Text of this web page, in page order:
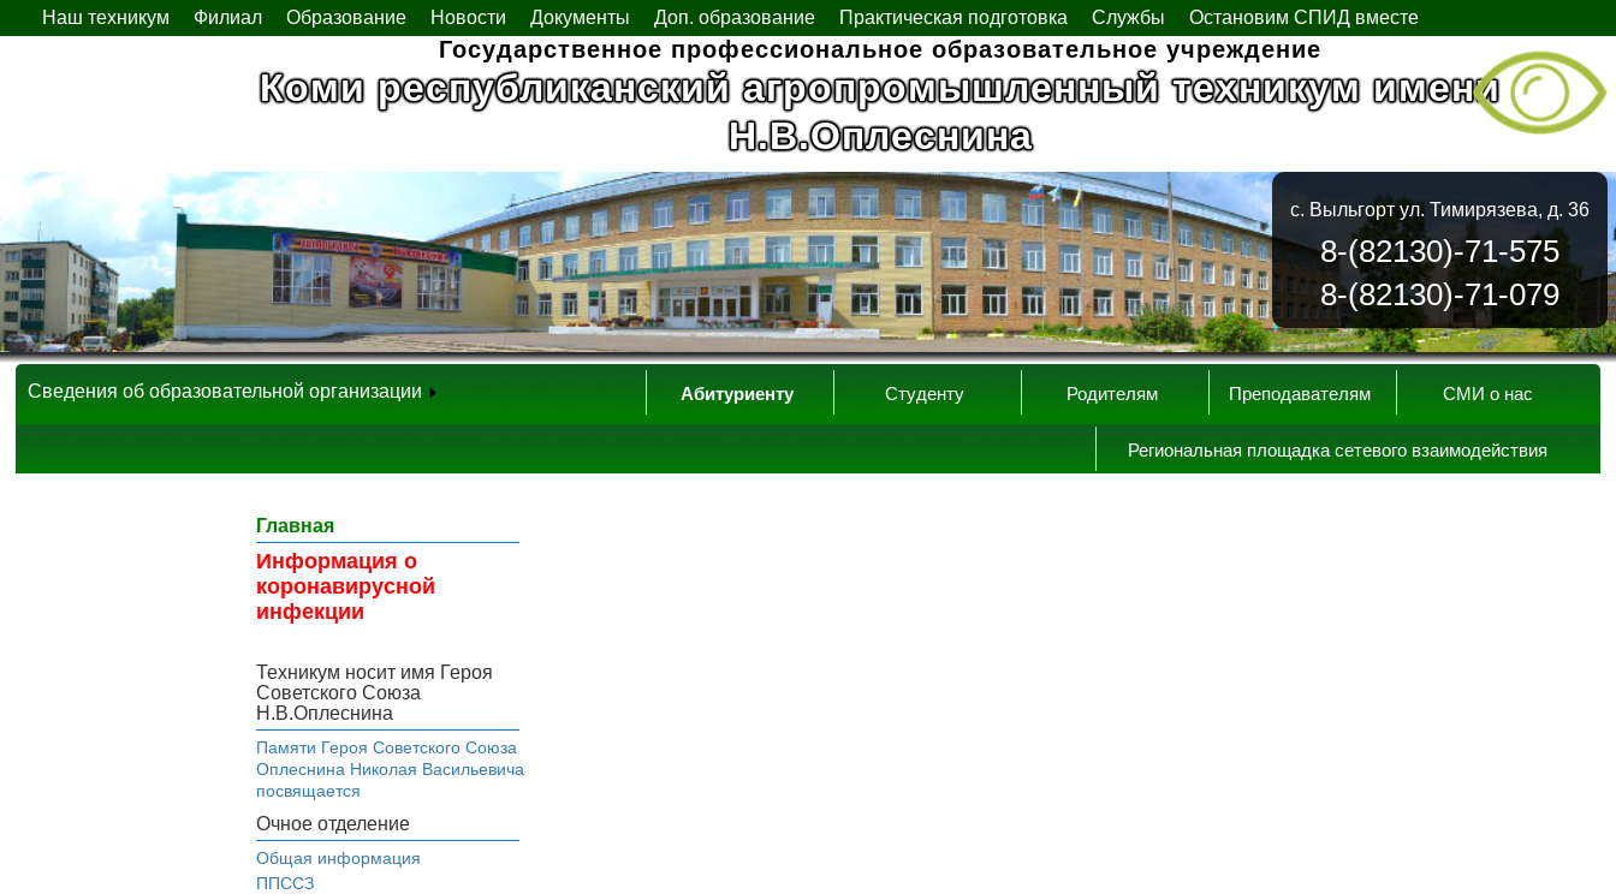
Наш техникум Филиал Образование Новости Документы Доп. образование Практическая подготовка Службы Остановим СПИД вместе
Государственное профессиональное образовательное учреждение
Коми республиканский агропромышленный техникум имени
Н.В.Оплеснина
с. Выльгорт ул. Тимирязева, д. 36
8-(82130)-71-575
8-(82130)-71-079
СМИ о нас
Преподавателям
Родителям
Студенту
Абитуриенту
Региональная площадка сетевого взаимодействия
Сведения об образовательной организации
Главная
Информация о
коронавирусной
инфекции
Техникум носит имя Героя
Советского Союза
Н.В.Оплеснина
Памяти Героя Советского Союза
Оплеснина Николая Васильевича
посвящается
Очное отделение
Общая информация
ППССЗ